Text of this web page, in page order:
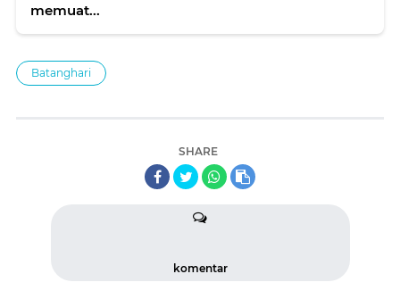
memuat...
Batanghari
SHARE
komentar